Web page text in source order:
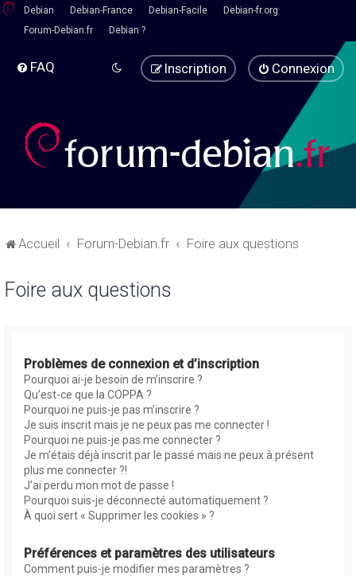
Debian Debian-France Debian-Facile
Debian-fr.org
Forum-Debian.fr
Debian ?
FAQ Connexion
Inscription
Accueil Forum-Debian.fr Foire aux questions
Foire aux questions
Problèmes de connexion et d’inscription
Pourquoi ai-je besoin de m’inscrire ?
Qu’est-ce que la COPPA ?
Pourquoi ne puis-je pas m’inscrire ?
Je suis inscrit mais je ne peux pas me connecter !
Pourquoi ne puis-je pas me connecter ?
Je m’étais déjà inscrit par le passé mais ne peux à présent
plus me connecter ?!
J’ai perdu mon mot de passe !
Pourquoi suis-je déconnecté automatiquement ?
À quoi sert « Supprimer les cookies » ?
Préférences et paramètres des utilisateurs
Comment puis-je modifier mes paramètres ?